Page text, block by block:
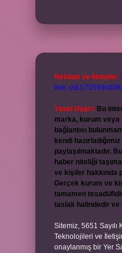
Reklam ve İletişim:
Yasal Uyarı: Bu
marka, kurum veya
bağlantısı
kendi
paylaşılmaktadır.
haber niteliği
ve kişiler hakkında
Gerçek kurum ve
tamamen
taslak halindedir ve
Sitemiz, 5651
Teknolojileri ve
onaylanmış bir Yer